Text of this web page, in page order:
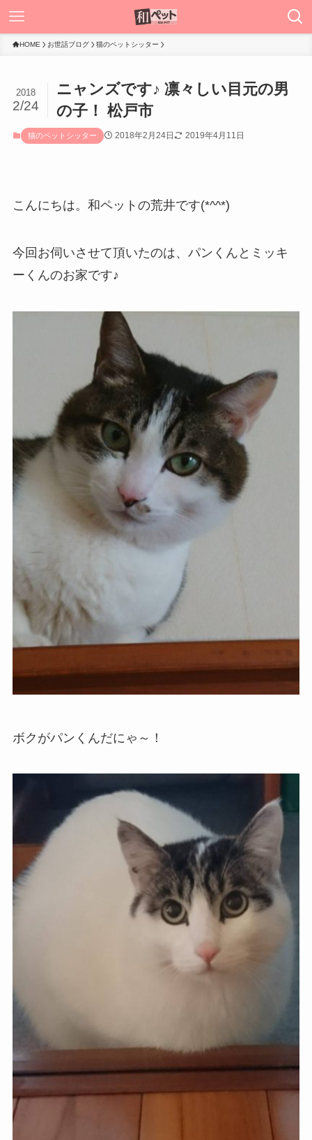
HOME お世話ブログ 猫のペットシッター
ニャンズです♪ 凛々しい目元の男
の子！ 松戸市
2018
2/24
猫のペットシッター 2018年2月24日 2019年4月11日
こんにちは。和ペットの荒井です(*^^*)
今回お伺いさせて頂いたのは、パンくんとミッキ
ーくんのお家です♪
ボクがパンくんだにゃ～！